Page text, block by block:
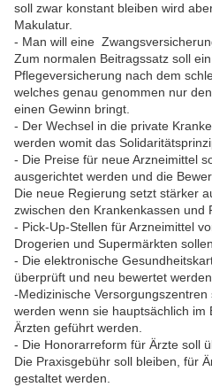
soll zwar konstant bleiben wird
Makulatur.
- Man will eine
Zum normalen Beitragssatz soll
Pflegeversicherung nach dem
welches genau genommen nur
einen Gewinn bringt.
- Der Wechsel in die private
werden womit das
- Die Preise für neue Arzneimittel
ausgerichtet werden und die
Die neue Regierung setzt stärker
zwischen den Krankenkassen und
- Pick-Up-Stellen für Arzneimittel
Drogerien und Supermärkten
- Die elektronische
überprüft und neu bewertet werden.
-Medizinische
werden wenn sie hauptsächlich im
Ärzten geführt werden.
- Die Honorarreform für Ärzte soll
Die Praxisgebühr soll bleiben, für
gestaltet werden.